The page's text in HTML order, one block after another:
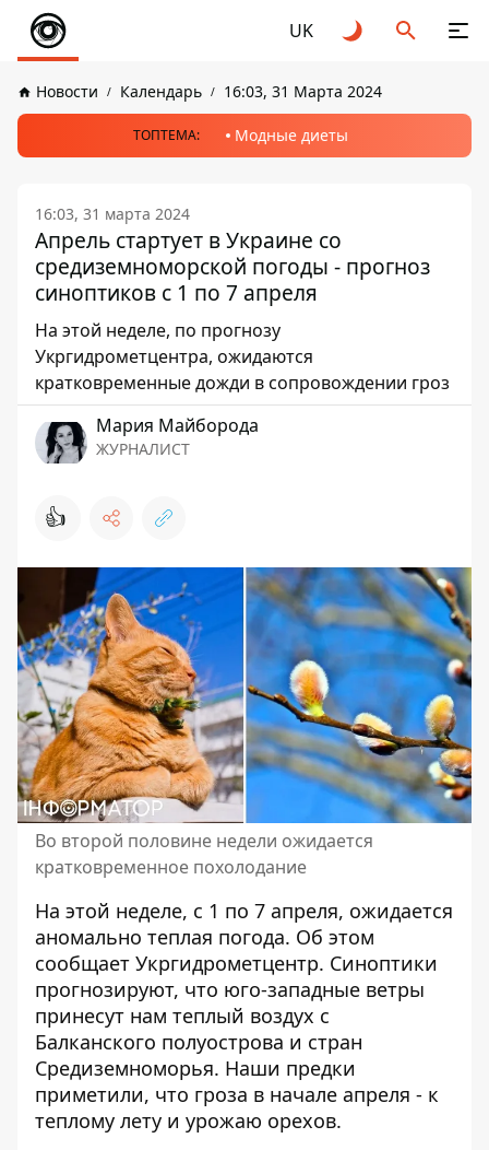
UK
Новости Календарь 16:03, 31 Марта 2024
ТОПТЕМА: Модные диеты
16:03, 31 марта 2024
Апрель стартует в Украине со
средиземноморской погоды - прогноз
синоптиков с 1 по 7 апреля
На этой неделе, по прогнозу
Укргидрометцентра, ожидаются
кратковременные дожди в сопровождении гроз
Мария Майборода
ЖУРНАЛИСТ
👍
Во второй половине недели ожидается
кратковременное похолодание
На этой неделе, с 1 по 7 апреля, ожидается
аномально теплая погода. Об этом
сообщает Укргидрометцентр. Синоптики
прогнозируют, что юго-западные ветры
принесут нам теплый воздух с
Балканского полуострова и стран
Средиземноморья. Наши предки
приметили, что гроза в начале апреля - к
теплому лету и урожаю орехов.